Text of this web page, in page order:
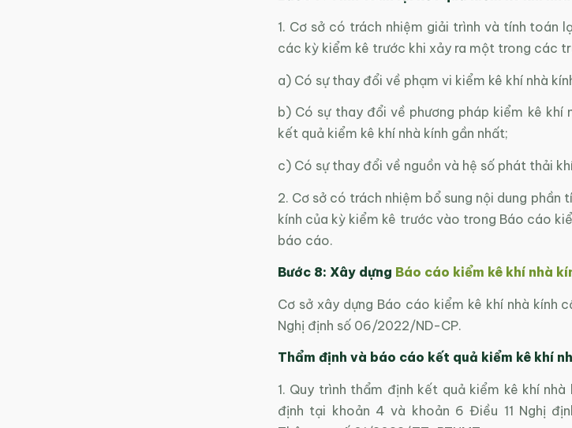
1. Cơ sở có trách nhiệm giải trình và tính toán
các kỳ kiểm kê trước khi xảy ra một trong các
a) Có sự thay đổi về phạm vi kiểm kê khí nhà
b) Có sự thay đổi về phương pháp kiểm kê khí
kết quả kiểm kê khí nhà kính gần nhất;
c) Có sự thay đổi về nguồn và hệ số phát thải
2. Cơ sở có trách nhiệm bổ sung nội dung phần
kính của kỳ kiểm kê trước vào trong Báo cáo
báo cáo.
Bước 8: Xây dựng Báo cáo kiểm kê khí nhà
Cơ sở xây dựng Báo cáo kiểm kê khí nhà kính
Nghị định số 06/2022/ND-CP.
Thẩm định và báo cáo kết quả kiểm kê khí
1. Quy trình thẩm định kết quả kiểm kê khí
định tại khoản 4 và khoản 6 Điều 11 Nghị